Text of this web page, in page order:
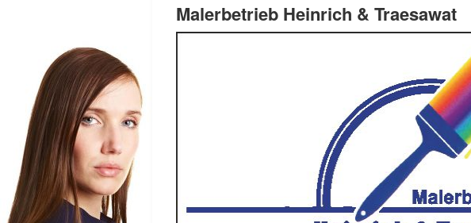
Malerbetrieb Heinrich & Traesawat